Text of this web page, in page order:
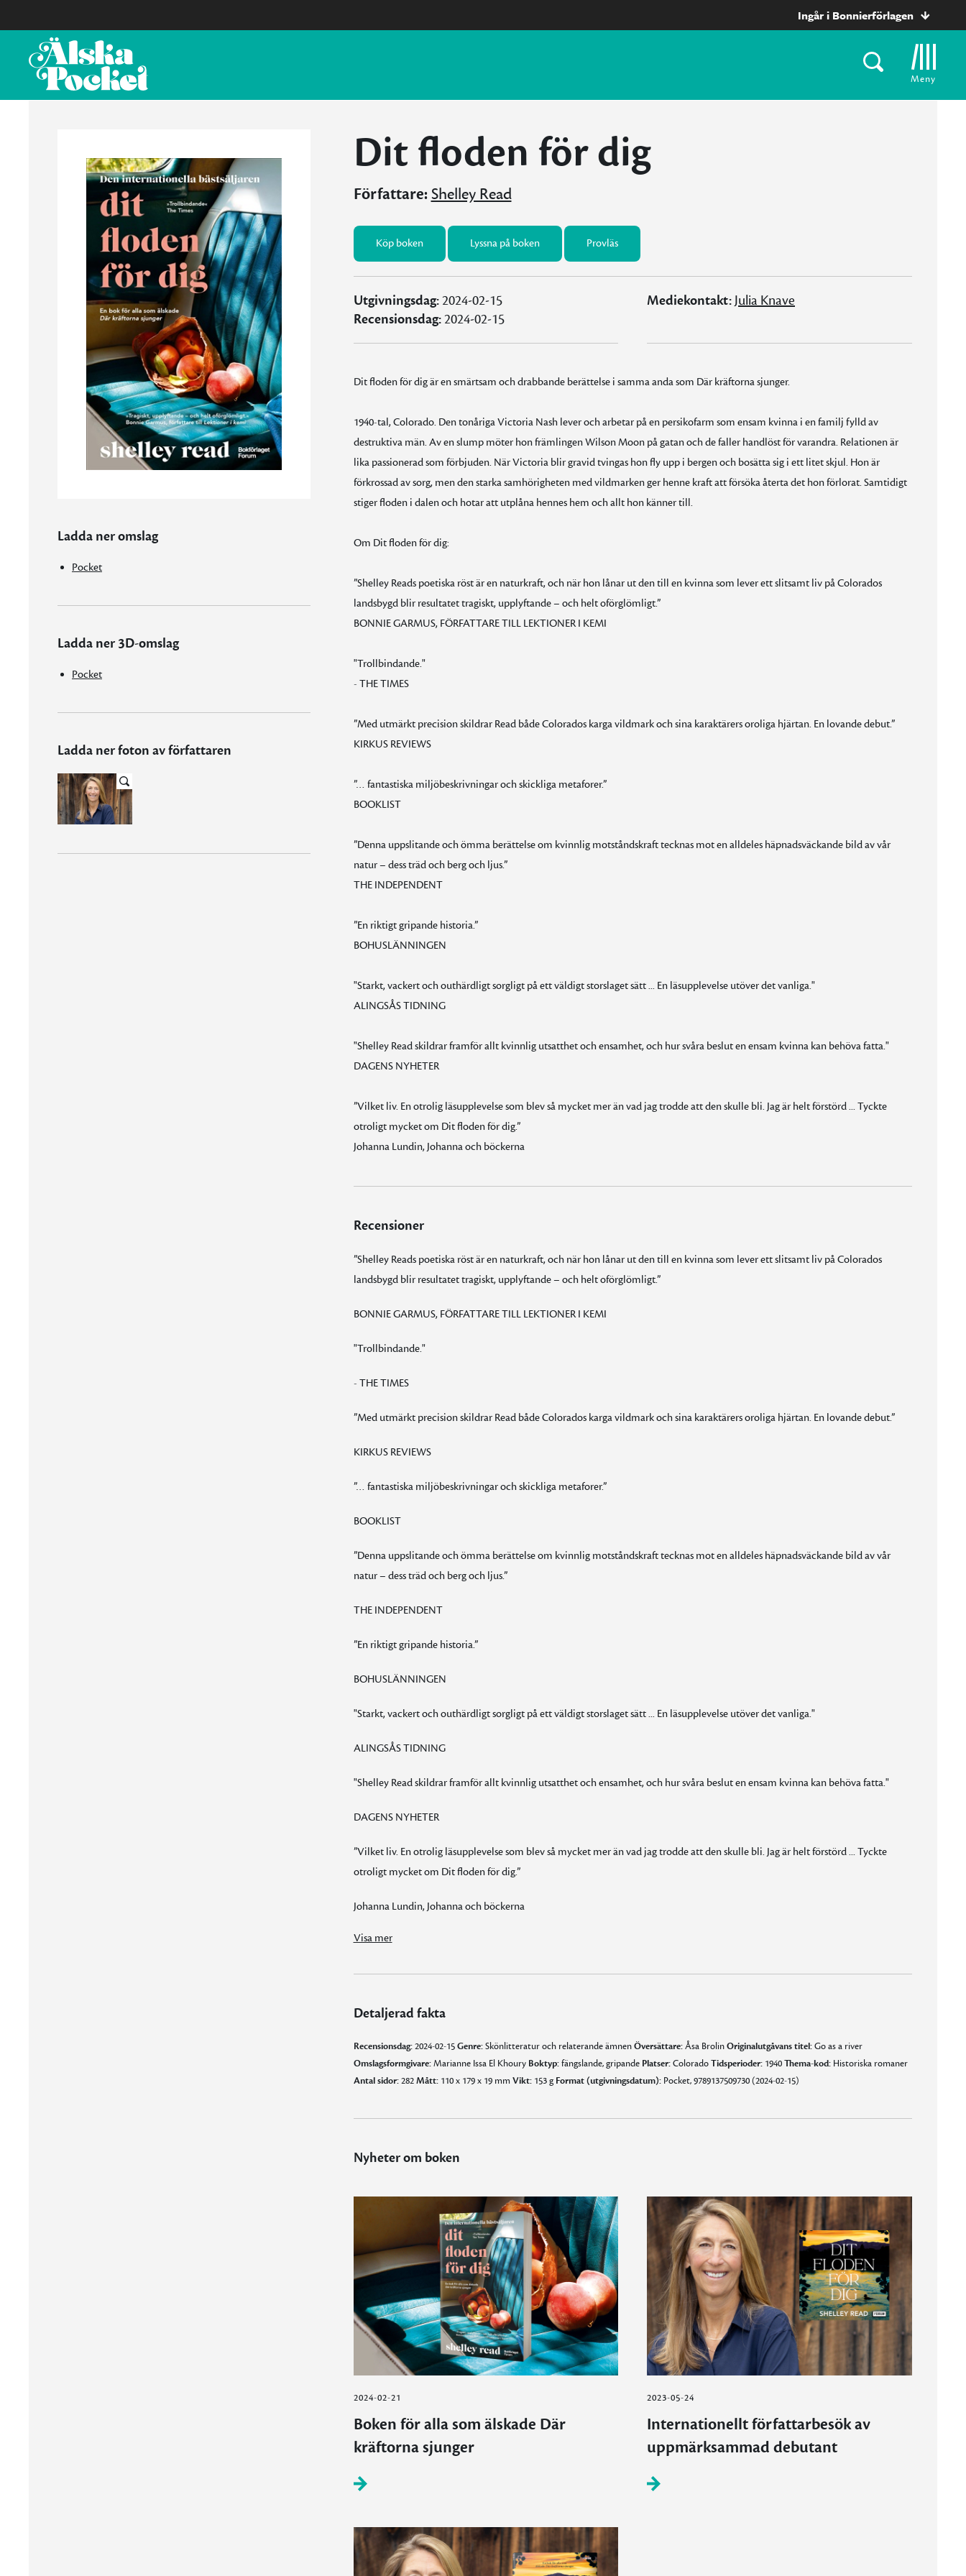
Ingår i Bonnierförlagen
Meny
Ladda ner omslag
Pocket
Ladda ner 3D-omslag
Pocket
Ladda ner foton av författaren
Dit floden för dig
Författare:Shelley Read
Köp boken Lyssna på boken Provläs
Utgivningsdag:2024-02-15
Recensionsdag:2024-02-15
Mediekontakt:Julia Knave
Dit floden för dig är en smärtsam och drabbande berättelse i samma anda som Där kräftorna sjunger.
1940-tal, Colorado. Den tonåriga Victoria Nash lever och arbetar på en persikofarm som ensam kvinna i en familj fylld av
destruktiva män. Av en slump möter hon främlingen Wilson Moon på gatan och de faller handlöst för varandra. Relationen är
lika passionerad som förbjuden. När Victoria blir gravid tvingas hon fly upp i bergen och bosätta sig i ett litet skjul. Hon är
förkrossad av sorg, men den starka samhörigheten med vildmarken ger henne kraft att försöka återta det hon förlorat. Samtidigt
stiger floden i dalen och hotar att utplåna hennes hem och allt hon känner till.
Om Dit floden för dig:
”Shelley Reads poetiska röst är en naturkraft, och när hon lånar ut den till en kvinna som lever ett slitsamt liv på Colorados
landsbygd blir resultatet tragiskt, upplyftande – och helt oförglömligt.”
BONNIE GARMUS, FÖRFATTARE TILL LEKTIONER I KEMI
"Trollbindande."
- THE TIMES
”Med utmärkt precision skildrar Read både Colorados karga vildmark och sina karaktärers oroliga hjärtan. En lovande debut.”
KIRKUS REVIEWS
”… fantastiska miljöbeskrivningar och skickliga metaforer.”
BOOKLIST
”Denna uppslitande och ömma berättelse om kvinnlig motståndskraft tecknas mot en alldeles häpnadsväckande bild av vår
natur – dess träd och berg och ljus.”
THE INDEPENDENT
”En riktigt gripande historia.”
BOHUSLÄNNINGEN
"Starkt, vackert och outhärdligt sorgligt på ett väldigt storslaget sätt ... En läsupplevelse utöver det vanliga."
ALINGSÅS TIDNING
"Shelley Read skildrar framför allt kvinnlig utsatthet och ensamhet, och hur svåra beslut en ensam kvinna kan behöva fatta."
DAGENS NYHETER
”Vilket liv. En otrolig läsupplevelse som blev så mycket mer än vad jag trodde att den skulle bli. Jag är helt förstörd ... Tyckte
otroligt mycket om Dit floden för dig.”
Johanna Lundin, Johanna och böckerna
Recensioner
”Shelley Reads poetiska röst är en naturkraft, och när hon lånar ut den till en kvinna som lever ett slitsamt liv på Colorados
landsbygd blir resultatet tragiskt, upplyftande – och helt oförglömligt.”
BONNIE GARMUS, FÖRFATTARE TILL LEKTIONER I KEMI
"Trollbindande."
- THE TIMES
”Med utmärkt precision skildrar Read både Colorados karga vildmark och sina karaktärers oroliga hjärtan. En lovande debut.”
KIRKUS REVIEWS
”… fantastiska miljöbeskrivningar och skickliga metaforer.”
BOOKLIST
”Denna uppslitande och ömma berättelse om kvinnlig motståndskraft tecknas mot en alldeles häpnadsväckande bild av vår
natur – dess träd och berg och ljus.”
THE INDEPENDENT
”En riktigt gripande historia.”
BOHUSLÄNNINGEN
"Starkt, vackert och outhärdligt sorgligt på ett väldigt storslaget sätt ... En läsupplevelse utöver det vanliga."
ALINGSÅS TIDNING
"Shelley Read skildrar framför allt kvinnlig utsatthet och ensamhet, och hur svåra beslut en ensam kvinna kan behöva fatta."
DAGENS NYHETER
”Vilket liv. En otrolig läsupplevelse som blev så mycket mer än vad jag trodde att den skulle bli. Jag är helt förstörd ... Tyckte
otroligt mycket om Dit floden för dig.”
Johanna Lundin, Johanna och böckerna
Visa mer
Detaljerad fakta
Recensionsdag:2024-02-15Genre:Skönlitteratur och relaterande ämnenÖversättare:Åsa BrolinOriginalutgåvans titel:Go as a river
Omslagsformgivare:Marianne Issa El Khoury Boktyp:fängslande, gripande Platser:ColoradoTidsperioder:1940Thema-kod:Historiska romaner
Antal sidor:282Mått:110 x 179 x 19 mmVikt:153 g Format (utgivningsdatum):Pocket, 9789137509730 (2024-02-15)
Nyheter om boken
2024-02-21
Boken för alla som älskade Där
kräftorna sjunger
2023-05-24
Internationellt författarbesök av
uppmärksammad debutant